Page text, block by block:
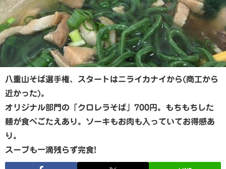
八重山そば選手権、スタートはニライカナイから(商工から
近かった)。
オリジナル部門の「クロレラそば」700円。もちもちした
麺が食べごたえあり。ソーキもお肉も入っていてお得感あ
り。
スープも一滴残らず完食!